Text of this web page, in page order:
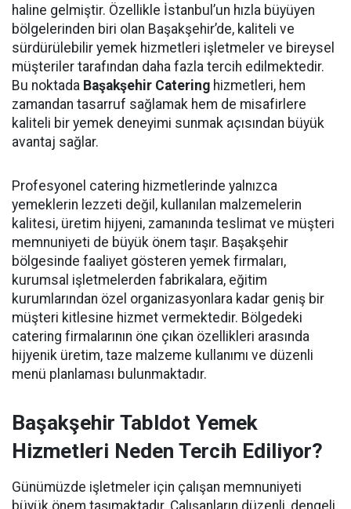
haline gelmiştir. Özellikle İstanbul’un hızla büyüyen
bölgelerinden biri olan Başakşehir’de, kaliteli ve
sürdürülebilir yemek hizmetleri işletmeler ve bireysel
müşteriler tarafından daha fazla tercih edilmektedir.
Bu noktada Başakşehir Catering hizmetleri, hem
zamandan tasarruf sağlamak hem de misafirlere
kaliteli bir yemek deneyimi sunmak açısından büyük
avantaj sağlar.
Profesyonel catering hizmetlerinde yalnızca
yemeklerin lezzeti değil, kullanılan malzemelerin
kalitesi, üretim hijyeni, zamanında teslimat ve müşteri
memnuniyeti de büyük önem taşır. Başakşehir
bölgesinde faaliyet gösteren yemek firmaları,
kurumsal işletmelerden fabrikalara, eğitim
kurumlarından özel organizasyonlara kadar geniş bir
müşteri kitlesine hizmet vermektedir. Bölgedeki
catering firmalarının öne çıkan özellikleri arasında
hijyenik üretim, taze malzeme kullanımı ve düzenli
menü planlaması bulunmaktadır.
Başakşehir Tabldot Yemek
Hizmetleri Neden Tercih Ediliyor?
Günümüzde işletmeler için çalışan memnuniyeti
büyük önem taşımaktadır. Çalışanların düzenli, dengeli